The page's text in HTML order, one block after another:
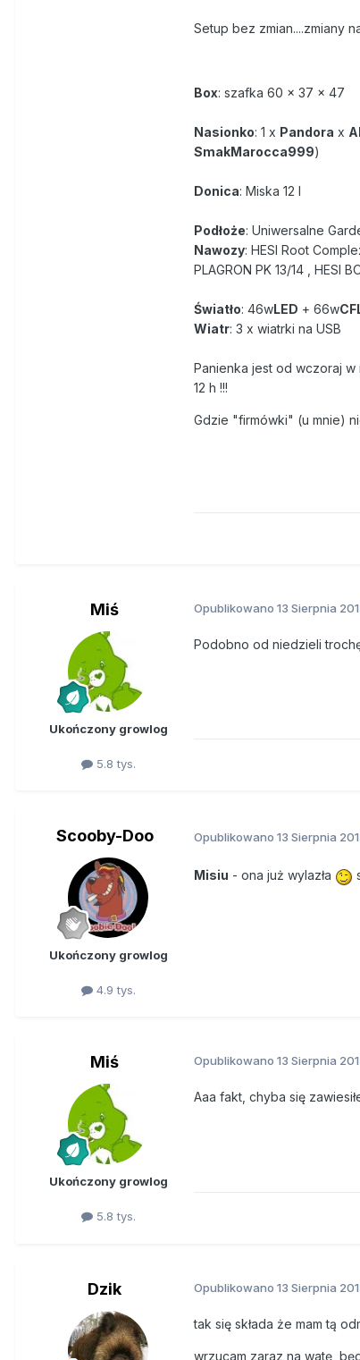
Setup bez zmian....zmiany
Box: szafka 60 x 37 x 47
Nasionko: 1 x Pandora x
SmakMarocca999)
Donica: Miska 12 l
Podłoże: Uniwersalne
Nawozy: HESI Root
PLAGRON PK 13/14 , HESI
Światło: 46wLED + 66w
Wiatr: 3 x wiatrki na USB
Panienka jest od wczoraj w
12 h !!!
Gdzie "firmówki" (u mnie)
Miś
Ukończony growlog
5.8 tys.
Opublikowano 13 Sierpnia
Podobno od niedzieli
Scooby-Doo
Ukończony growlog
4.9 tys.
Opublikowano 13 Sierpnia
Misiu - ona już wylazła
Miś
Ukończony growlog
5.8 tys.
Opublikowano 13 Sierpnia
Aaa fakt, chyba się
Dzik Opublikowano 13 Sierpnia
tak się składa że mam tą
wrzucam zaraz na watę,